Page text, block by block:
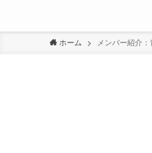
ホーム メンバー紹介